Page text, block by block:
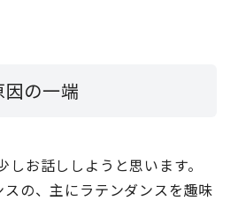
の一端
お話ししようと思います。
の、主にラテンダンスを趣味